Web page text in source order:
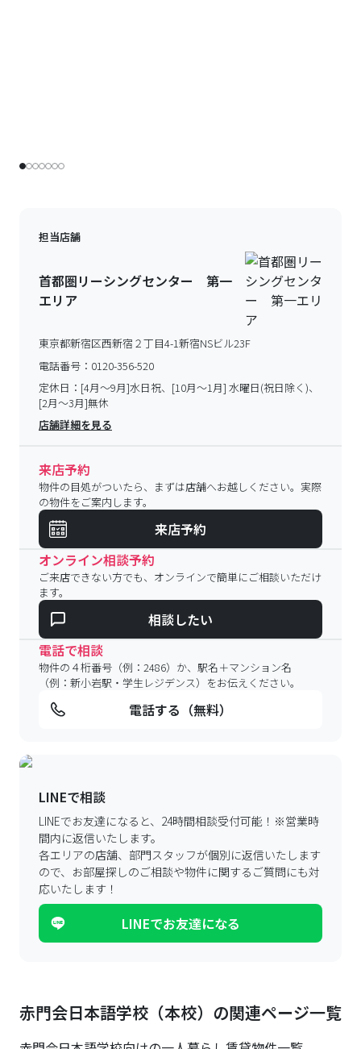
担当店舗
首都圏リーシングセンター 第一
エリア
東京都新宿区西新宿２丁目4-1新宿NSビル23F
電話番号： 0120-356-520
定休日： [4月～9月]水日祝、[10月～1月] 水曜日(祝日除く)、
[2月～3月]無休
店舗詳細を見る
来店予約
物件の目処がついたら、まずは店舗へお越しください。実際
の物件をご案内します。
来店予約
オンライン相談予約
ご来店できない方でも、オンラインで簡単にご相談いただけ
ます。
相談したい
電話で相談
物件の４桁番号（例：2486）か、駅名＋マンション名
（例：新小岩駅・学生レジデンス）をお伝えください。
電話する（無料）
LINEで相談
LINEでお友達になると、24時間相談受付可能！ ※営業時
間内に返信いたします。
各エリアの店舗、部門スタッフが個別に返信いたします
ので、 お部屋探しのご相談や物件に関するご質問にも対
応いたします！
LINEでお友達になる
赤門会日本語学校（本校）の関連ページ一覧